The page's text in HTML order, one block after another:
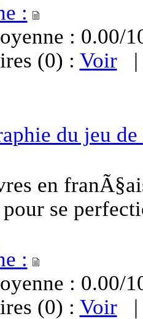
:
:
(0) : Voir
du jeu de
en
se
:
:
(0) : Voir